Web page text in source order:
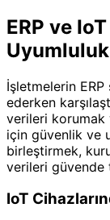
ERP ve
Uyumluluk
İşletmelerin
ederken
verileri korumak
için güvenlik ve
birleştirmek,
verileri güvende
IoT